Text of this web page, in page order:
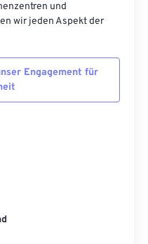
und
wir jeden Aspekt der
Engagement für